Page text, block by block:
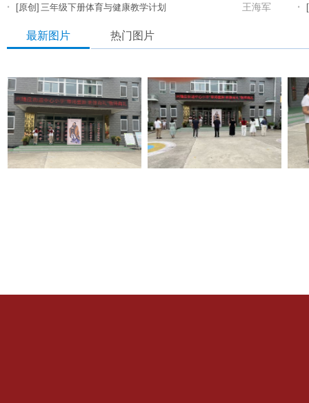
王海军
· [原创] 三年级下册体育与健康教学计划 ·
最新图片 热门图片